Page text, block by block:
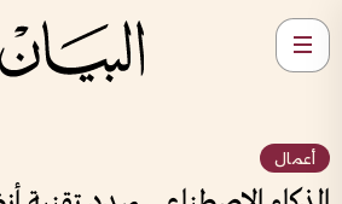
أعمال